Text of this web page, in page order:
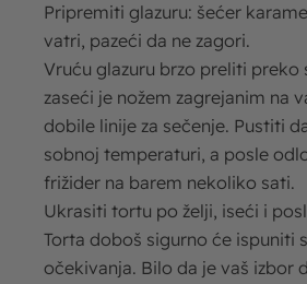
Pripremiti glazuru: šećer
vatri, pazeći da ne zagori.
Vruću glazuru brzo preliti preko
zaseći je nožem zagrejanim na
dobile linije za sečenje. Pustiti
sobnoj temperaturi, a posle
frižider na barem nekoliko sati.
Ukrasiti tortu po želji, iseći i
Torta doboš sigurno će ispuniti
očekivanja. Bilo da je vaš izbor